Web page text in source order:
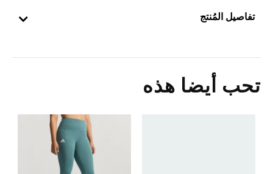
تفاصيل المُنتج
تحب أيضا هذه
Price Reduced From
To